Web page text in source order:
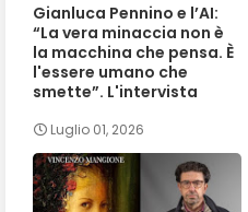
Gianluca Pennino e l’AI:
“La vera minaccia non è
la macchina che pensa. È
l'essere umano che
smette”. L'intervista
Luglio 01, 2026